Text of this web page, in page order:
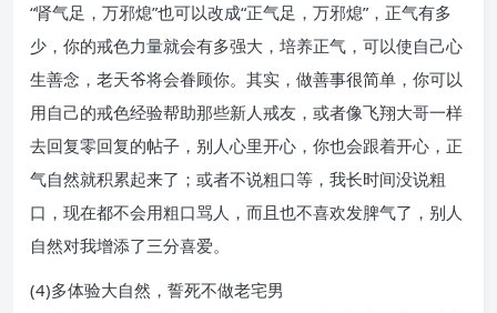
“肾气足，万邪熄”也可以改成“正气足，万邪熄”，正气有多
少，你的戒色力量就会有多强大，培养正气，可以使自己心
生善念，老天爷将会眷顾你。其实，做善事很简单，你可以
用自己的戒色经验帮助那些新人戒友，或者像飞翔大哥一样
去回复零回复的帖子，别人心里开心，你也会跟着开心，正
气自然就积累起来了；或者不说粗口等，我长时间没说粗
口，现在都不会用粗口骂人，而且也不喜欢发脾气了，别人
自然对我增添了三分喜爱。
(4)多体验大自然，誓死不做老宅男